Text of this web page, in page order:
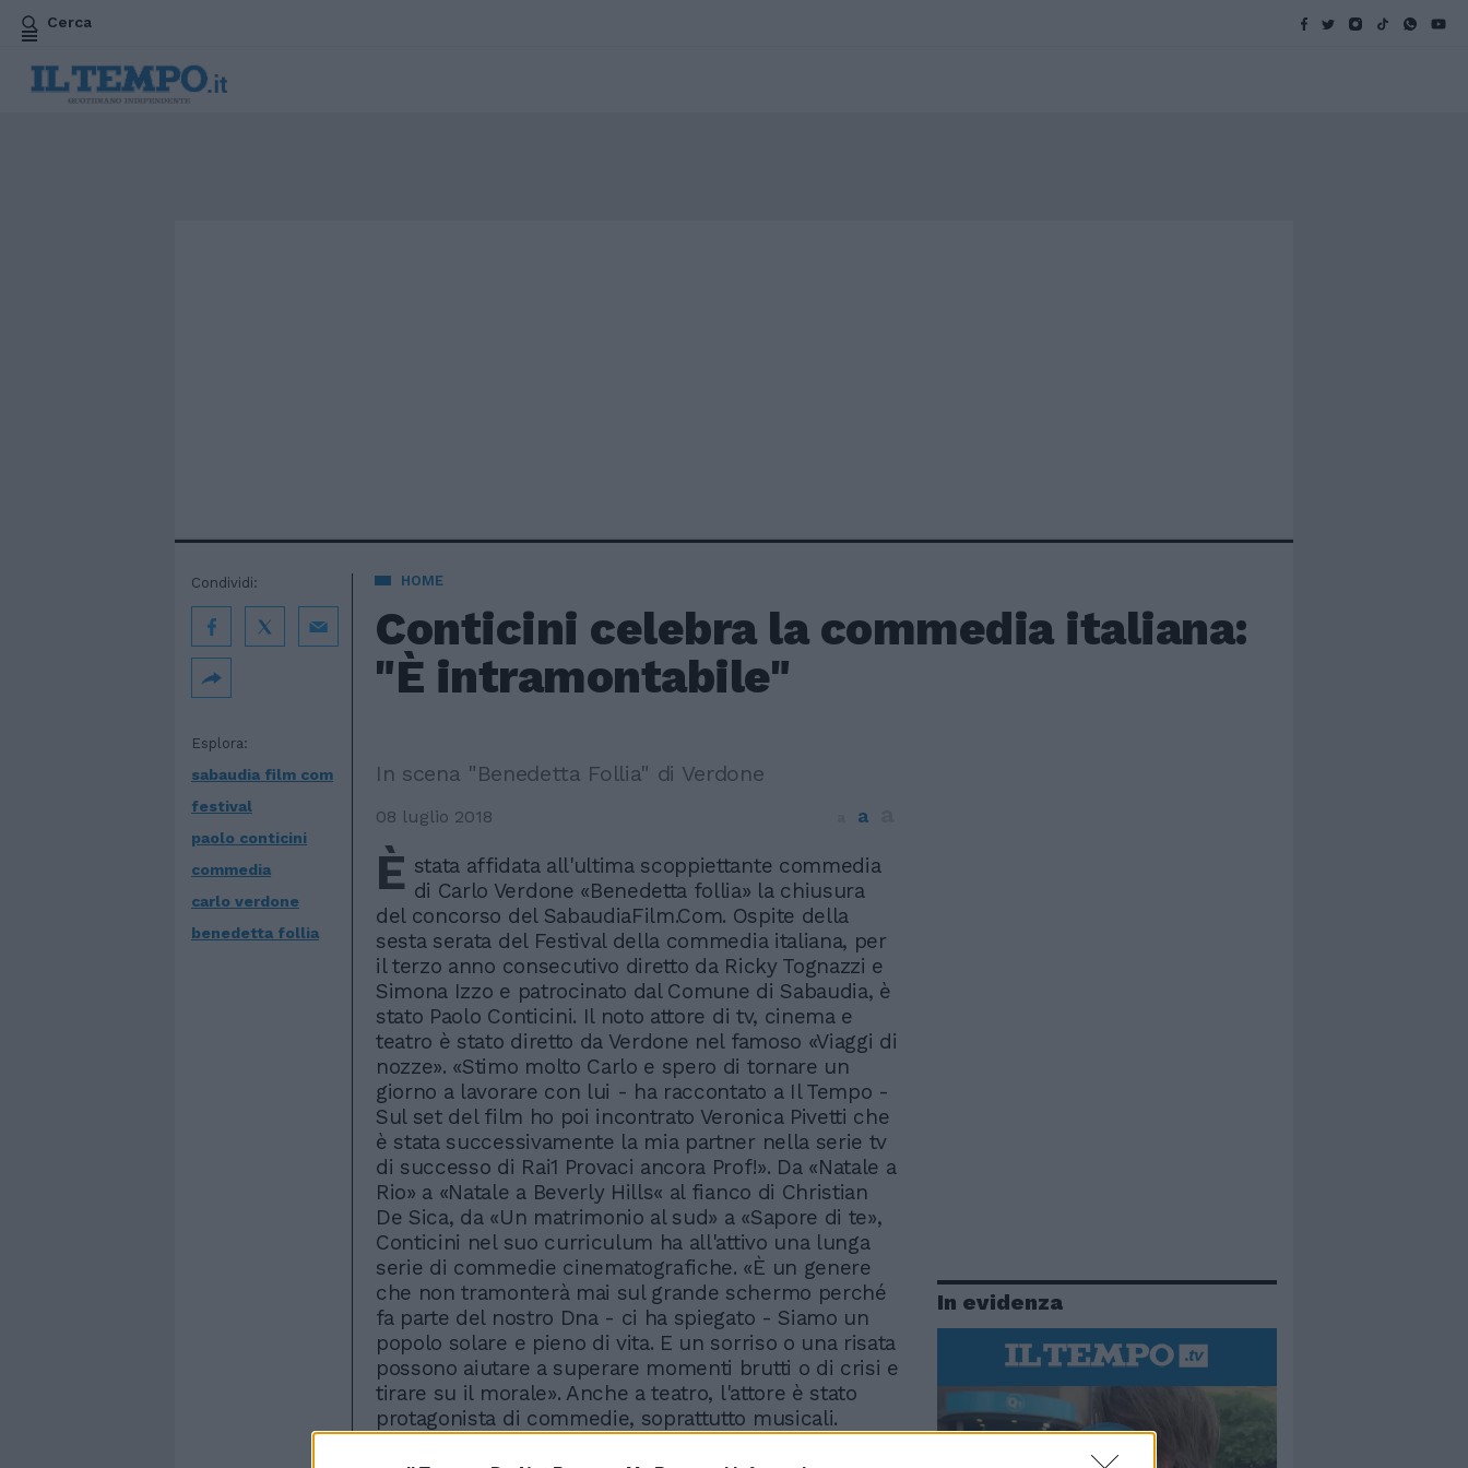
Cerca
HOME
Conticini celebra la commedia italiana:
"È intramontabile"
Esplora:
sabaudia film com
festival
paolo conticini
commedia
carlo verdone
benedetta follia
Condividi:
In scena "Benedetta Follia" di Verdone
08 luglio 2018 a
È stata affidata all'ultima scoppiettante commedia
di Carlo Verdone «Benedetta follia» la chiusura
del concorso del SabaudiaFilm.Com. Ospite della
sesta serata del Festival della commedia italiana, per
il terzo anno consecutivo diretto da Ricky Tognazzi e
Simona Izzo e patrocinato dal Comune di Sabaudia, è
stato Paolo Conticini. Il noto attore di tv, cinema e
teatro è stato diretto da Verdone nel famoso «Viaggi di
nozze». «Stimo molto Carlo e spero di tornare un
giorno a lavorare con lui - ha raccontato a Il Tempo -
Sul set del film ho poi incontrato Veronica Pivetti che
è stata successivamente la mia partner nella serie tv
di successo di Rai1 Provaci ancora Prof!». Da «Natale a
Rio» a «Natale a Beverly Hills« al fianco di Christian
De Sica, da «Un matrimonio al sud» a «Sapore di te»,
Conticini nel suo curriculum ha all'attivo una lunga
serie di commedie cinematografiche. «È un genere
che non tramonterà mai sul grande schermo perché
fa parte del nostro Dna - ci ha spiegato - Siamo un
popolo solare e pieno di vita. E un sorriso o una risata
possono aiutare a superare momenti brutti o di crisi e
tirare su il morale». Anche a teatro, l'attore è stato
protagonista di commedie, soprattutto musicali.
In evidenza